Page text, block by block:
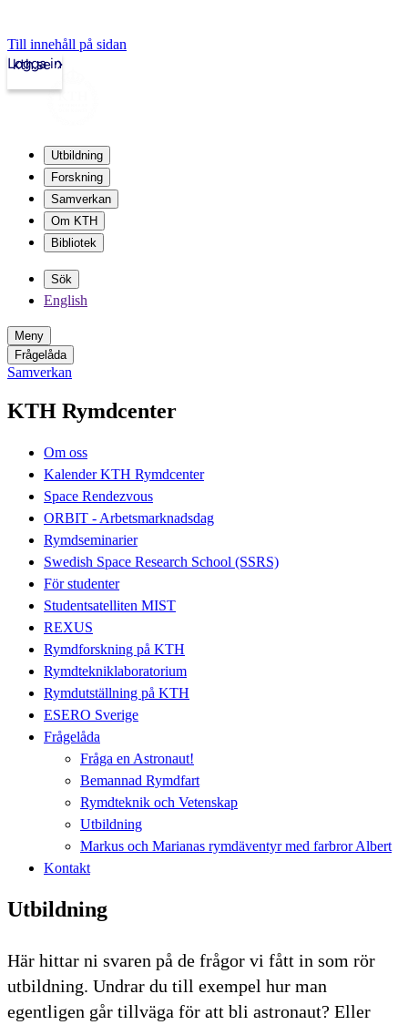
Till innehåll på sidan
kth.se
Logga in
Utbildning
Forskning
Samverkan
Om KTH
Bibliotek
Sök
English
Meny
Frågelåda
Samverkan
KTH Rymdcenter
Om oss
Kalender KTH Rymdcenter
Space Rendezvous
ORBIT - Arbetsmarknadsdag
Rymdseminarier
Swedish Space Research School (SSRS)
För studenter
Studentsatelliten MIST
REXUS
Rymdforskning på KTH
Rymdtekniklaboratorium
Rymdutställning på KTH
ESERO Sverige
Frågelåda
Fråga en Astronaut!
Bemannad Rymdfart
Rymdteknik och Vetenskap
Utbildning
Markus och Marianas rymdäventyr med farbror Albert
Kontakt
Utbildning
Här hittar ni svaren på de frågor vi fått in som rör
utbildning. Undrar du till exempel hur man
egentligen går tillväga för att bli astronaut? Eller